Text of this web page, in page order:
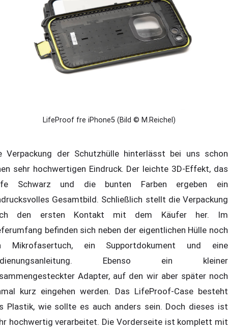
für die prompte Bereitstellung des Testsamples.
LifeProof fre iPhone5 (Bild © M.Reichel)
Verpackung der Schutzhülle hinterlässt bei uns schon
sehr hochwertigen Eindruck. Der leichte 3D-Effekt, das
Schwarz und die bunten Farben ergeben ein
Gesamtbild. Schließlich stellt die Verpackung
den ersten Kontakt mit dem Käufer her. Im
befinden sich neben der eigentlichen Hülle noch
Mikrofasertuch, ein Supportdokument und eine
Ebenso ein kleiner
Adapter, auf den wir aber später noch
kurz eingehen werden. Das LifeProof-Case besteht
Plastik, wie sollte es auch anders sein. Doch dieses ist
hochwertig verarbeitet. Die Vorderseite ist komplett mit